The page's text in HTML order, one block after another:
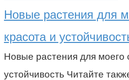
Новые растения для
красота и
Новые растения для моего
устойчивость Читайте